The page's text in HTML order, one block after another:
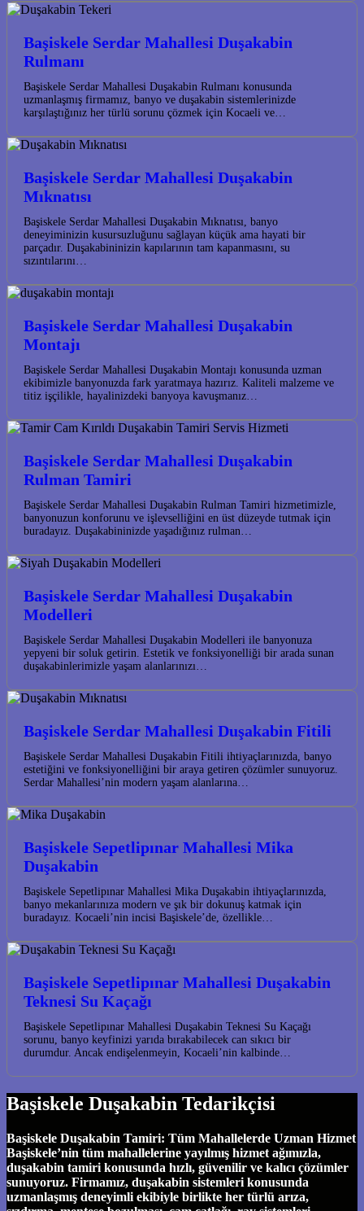
Başiskele Serdar Mahallesi Duşakabin
Rulmanı
Başiskele Serdar Mahallesi Duşakabin Rulmanı konusunda
uzmanlaşmış firmamız, banyo ve duşakabin sistemlerinizde
karşılaştığınız her türlü sorunu çözmek için Kocaeli ve…
Başiskele Serdar Mahallesi Duşakabin
Mıknatısı
Başiskele Serdar Mahallesi Duşakabin Mıknatısı, banyo
deneyiminizin kusursuzluğunu sağlayan küçük ama hayati bir
parçadır. Duşakabininizin kapılarının tam kapanmasını, su
sızıntılarını…
Başiskele Serdar Mahallesi Duşakabin
Montajı
Başiskele Serdar Mahallesi Duşakabin Montajı konusunda uzman
ekibimizle banyonuzda fark yaratmaya hazırız. Kaliteli malzeme ve
titiz işçilikle, hayalinizdeki banyoya kavuşmanız…
Başiskele Serdar Mahallesi Duşakabin
Rulman Tamiri
Başiskele Serdar Mahallesi Duşakabin Rulman Tamiri hizmetimizle,
banyonuzun konforunu ve işlevselliğini en üst düzeyde tutmak için
buradayız. Duşakabininizde yaşadığınız rulman…
Başiskele Serdar Mahallesi Duşakabin
Modelleri
Başiskele Serdar Mahallesi Duşakabin Modelleri ile banyonuza
yepyeni bir soluk getirin. Estetik ve fonksiyonelliği bir arada sunan
duşakabinlerimizle yaşam alanlarınızı…
Başiskele Serdar Mahallesi Duşakabin Fitili
Başiskele Serdar Mahallesi Duşakabin Fitili ihtiyaçlarınızda, banyo
estetiğini ve fonksiyonelliğini bir araya getiren çözümler sunuyoruz.
Serdar Mahallesi’nin modern yaşam alanlarına…
Başiskele Sepetlipınar Mahallesi Mika
Duşakabin
Başiskele Sepetlipınar Mahallesi Mika Duşakabin ihtiyaçlarınızda,
banyo mekanlarınıza modern ve şık bir dokunuş katmak için
buradayız. Kocaeli’nin incisi Başiskele’de, özellikle…
Başiskele Sepetlipınar Mahallesi Duşakabin
Teknesi Su Kaçağı
Başiskele Sepetlipınar Mahallesi Duşakabin Teknesi Su Kaçağı
sorunu, banyo keyfinizi yarıda bırakabilecek can sıkıcı bir
durumdur. Ancak endişelenmeyin, Kocaeli’nin kalbinde…
Başiskele Duşakabin Tedarikçisi
Başiskele Duşakabin Tamiri: Tüm Mahallelerde Uzman Hizmet
Başiskele’nin tüm mahallelerine yayılmış hizmet ağımızla,
duşakabin tamiri konusunda hızlı, güvenilir ve kalıcı çözümler
sunuyoruz. Firmamız, duşakabin sistemleri konusunda
uzmanlaşmış deneyimli ekibiyle birlikte her türlü arıza,